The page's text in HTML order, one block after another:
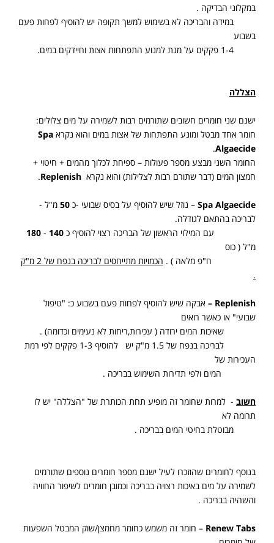
במקלוני הבדיקה .
במידה והבריכה לא בשימוש למשך תקופה יש להוסיף לפחות פעם
בשבוע
הצללה
ישנם שני חומרים חשובים שתורמים רבות לשמירה על מים צלולים:
חומר אחד מבטל ומונע התפתחות של אצות במים והוא נקרא Spa
Algaecide
.
החומר השני מבצע מספר פעולות – ספיחת לכלוך מהמים + חיטוי +
חמצון המים (דבר שתורם רבות לצלילות) והוא נקרא Replenish
.
Spa Algaecide – נוזל שיש להוסיף על בסיס שבועי -כ 50 מ"ל -
לבריכה בהתאם לגודלה.
עם המילוי הראשון של הבריכה רצוי להוסיף כ 140
-
180
מ"ל ( כוס
ח"פ מלאה ) .
הכמויות מתייחסים לבריכה בנפח של 2 מ"ק
.
Replenish
– אבקה שיש להוסיף לפחות פעם בשבוע כ: "טיפול
שבועי" או כאשר רואים
שאיכות המים ירודה ( עכירות,ריחות לא נעימים וכדומה) .
לבריכה בנפח של 1.5 מ"ק יש
להוסיף 1-3 פקקים לפי רמת
העכירות של
המים ולפי תדירות השימוש בבריכה .
חשוב - למרות שחומר זה מופיע תחת הכותרת של "הצללה" יש לו
תרומה לא
מבוטלת בחיטי המים בבריכה .
בנוסף לחומרים שהוזכרו לעיל ישנם מספר חומרים נוספים שתורמים
לשמירה על מים באיכות רצויה בבריכה וכמובן חומרים לשיפור החוויה
והשהיה בבריכה .
Renew Tabs – חומר זה משמש כחומר מחמצן/שוק המבטל השפעות